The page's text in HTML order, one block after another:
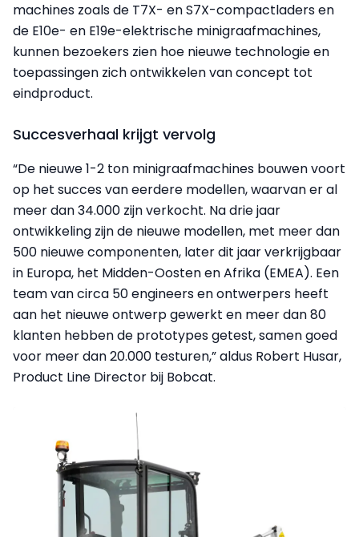
machines zoals de T7X- en S7X-compactladers en
de E10e- en E19e-elektrische minigraafmachines,
kunnen bezoekers zien hoe nieuwe technologie en
toepassingen zich ontwikkelen van concept tot
eindproduct.
Succesverhaal krijgt vervolg
“De nieuwe 1-2 ton minigraafmachines bouwen voort
op het succes van eerdere modellen, waarvan er al
meer dan 34.000 zijn verkocht. Na drie jaar
ontwikkeling zijn de nieuwe modellen, met meer dan
500 nieuwe componenten, later dit jaar verkrijgbaar
in Europa, het Midden-Oosten en Afrika (EMEA). Een
team van circa 50 engineers en ontwerpers heeft
aan het nieuwe ontwerp gewerkt en meer dan 80
klanten hebben de prototypes getest, samen goed
voor meer dan 20.000 testuren,” aldus Robert Husar,
Product Line Director bij Bobcat.